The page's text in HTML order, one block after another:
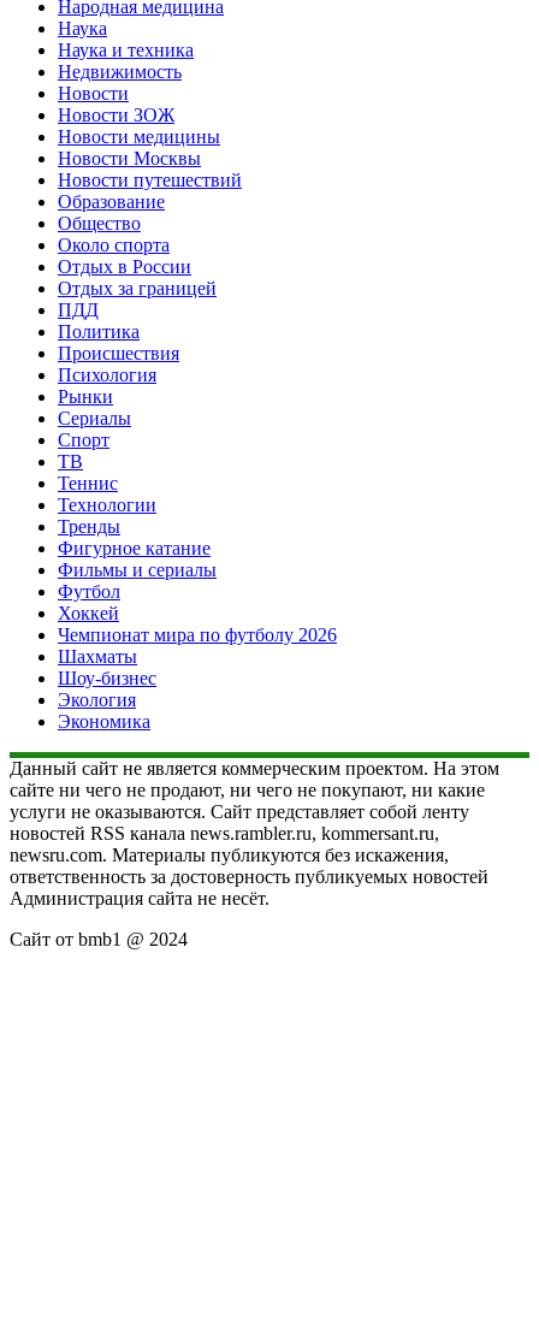
Народная медицина
Наука
Наука и техника
Недвижимость
Новости
Новости ЗОЖ
Новости медицины
Новости Москвы
Новости путешествий
Образование
Общество
Около спорта
Отдых в России
Отдых за границей
ПДД
Политика
Происшествия
Психология
Рынки
Сериалы
Спорт
ТВ
Теннис
Технологии
Тренды
Фигурное катание
Фильмы и сериалы
Футбол
Хоккей
Чемпионат мира по футболу 2026
Шахматы
Шоу-бизнес
Экология
Экономика
Данный сайт не является коммерческим проектом. На этом
сайте ни чего не продают, ни чего не покупают, ни какие
услуги не оказываются. Сайт представляет собой ленту
новостей RSS канала news.rambler.ru, kommersant.ru,
newsru.com. Материалы публикуются без искажения,
ответственность за достоверность публикуемых новостей
Администрация сайта не несёт.
Сайт от bmb1 @ 2024